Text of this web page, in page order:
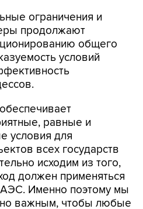
ограничения и
продолжают
общего
условий
равные и
условия для
всех государств
исходим из того,
должен применяться
Именно поэтому мы
важным, чтобы любые